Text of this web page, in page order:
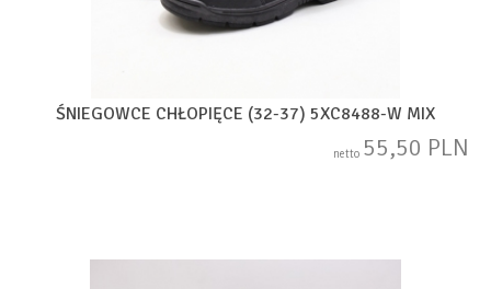
ŚNIEGOWCE CHŁOPIĘCE (32-37) 5XC8488-W MIX
netto 55,50 PLN